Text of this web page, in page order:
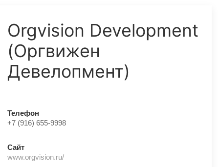
Orgvision Development
(Оргвижен
Девелопмент)
Телефон
+7 (916) 655-9998
Сайт
www.orgvision.ru/